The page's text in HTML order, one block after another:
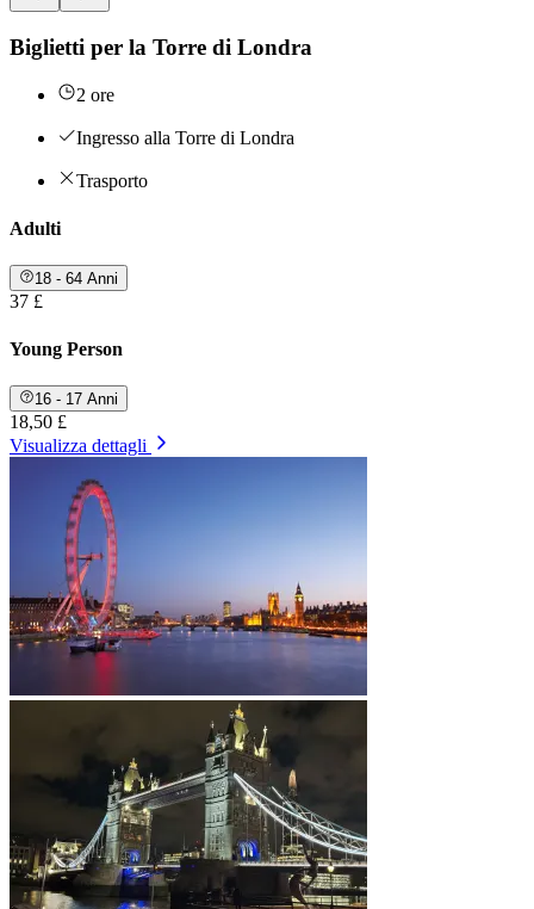
Biglietti per la Torre di Londra
2 ore
Ingresso alla Torre di Londra
Trasporto
Adulti
18 - 64 Anni
37 £
Young Person
16 - 17 Anni
18,50 £
Visualizza dettagli